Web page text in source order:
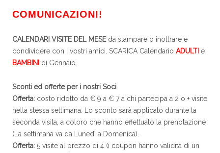
COMUNICAZIONI!
CALENDARI VISITE DEL MESEda stampare o inoltrare e
condividere con i vostri amici. SCARICA Calendario ADULTI e
BAMBINI
di Gennaio.
Sconti ed offerte per i nostri Soci
Offerta: costo ridotto da € 9 a € 7 a chi partecipa a 2 o + visite
nella stessa settimana. Lo sconto sarà applicato durante la
seconda visita, a coloro che hanno effettuato la prenotazione
(La settimana va da Lunedì a Domenica).
Offerta: 5 visite al prezzo di 4 (i coupon hanno validità di un